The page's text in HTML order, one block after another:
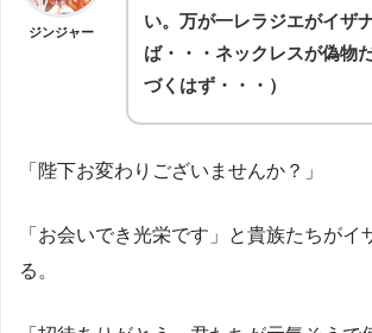
ジンジャー
い。万が一レラジエがイザ
ば・・・ネックレスが偽物
づくはず・・・）
「陛下お変わりございませんか？」
「お会いでき光栄です」と貴族たちがイ
る。